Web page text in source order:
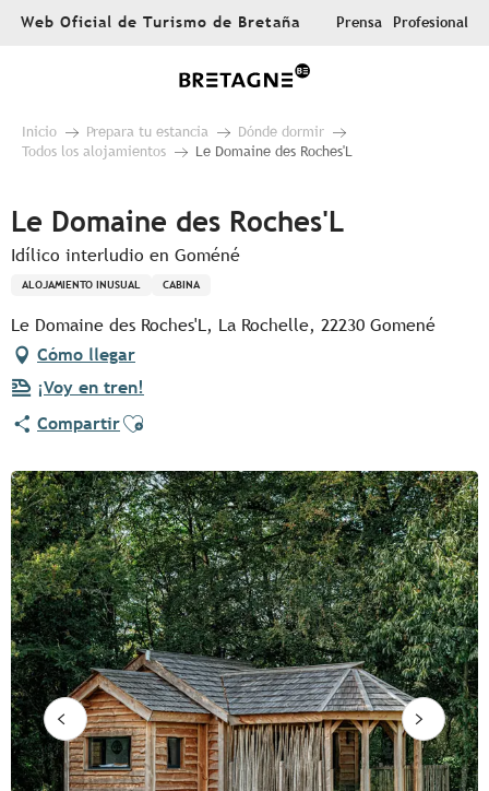
AllerWeb Oficial de Turismo de Bretaña Prensa Profesional
Inicio Prepara tu estancia
Dónde dormir
Todos los alojamientos
Le Domaine des Roches'L
Le Domaine des Roches'L
Idílico interludio en Goméné
ALOJAMIENTO INUSUAL CABINA
Le Domaine des Roches'L, La Rochelle, 22230 Gomené
Cómo llegar
¡Voy en tren!
CompartirAjouter aux favoris